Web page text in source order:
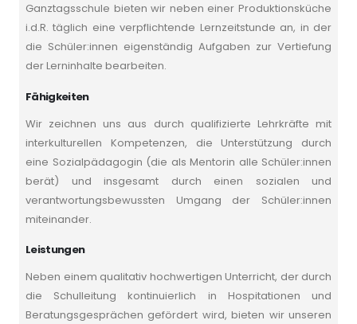
Ganztagsschule bieten wir neben einer Produktionsküche
i.d.R. täglich eine verpflichtende Lernzeitstunde an, in der
die Schüler:innen eigenständig Aufgaben zur Vertiefung
der Lerninhalte bearbeiten.
Fähigkeiten
Wir zeichnen uns aus durch qualifizierte Lehrkräfte mit
interkulturellen Kompetenzen, die Unterstützung durch
eine Sozialpädagogin (die als Mentorin alle Schüler:innen
berät) und insgesamt durch einen sozialen und
verantwortungsbewussten Umgang der Schüler:innen
miteinander.
Leistungen
Neben einem qualitativ hochwertigen Unterricht, der durch
die Schulleitung kontinuierlich in Hospitationen und
Beratungsgesprächen gefördert wird, bieten wir unseren